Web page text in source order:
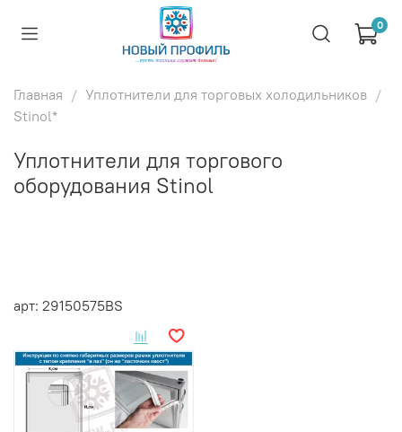
0
Главная
Уплотнители для торговых холодильников
Stinol*
Уплотнители для торгового
оборудования Stinol
арт: 29150575BS